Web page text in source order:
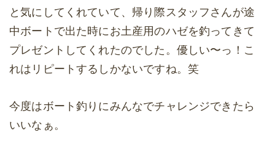
と気にしてくれていて、帰り際スタッフさんが途
中ボートで出た時にお土産用のハゼを釣ってきて
プレゼントしてくれたのでした。優しい〜っ！こ
れはリピートするしかないですね。笑
今度はボート釣りにみんなでチャレンジできたら
いいなぁ。